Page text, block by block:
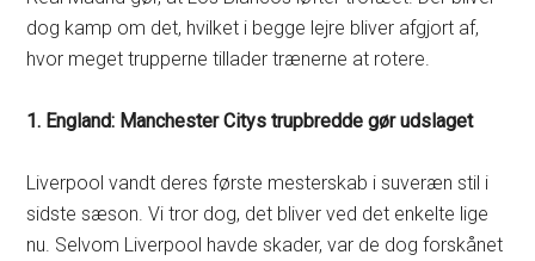
dog kamp om det, hvilket i begge lejre bliver afgjort af,
hvor meget trupperne tillader trænerne at rotere.
1. England: Manchester Citys trupbredde gør udslaget
Liverpool vandt deres første mesterskab i suveræn stil i
sidste sæson. Vi tror dog, det bliver ved det enkelte lige
nu. Selvom Liverpool havde skader, var de dog forskånet